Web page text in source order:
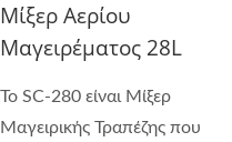
Μίξερ Αερίου
Μαγειρέματος 28L
Το SC-280 είναι Μίξερ
Μαγειρικής Τραπέζης που